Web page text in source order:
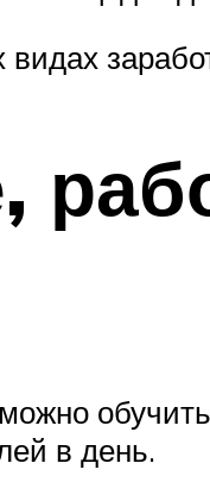
в день.